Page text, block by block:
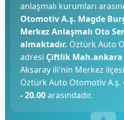
anlaşmalı kurumları
Otomotiv A.ş. Magde
Merkez Anlaşmalı Oto
almaktadır. Öztürk Auto
adresi Çiftlik Mah.ankara
Aksaray ili'nin Merkez
Öztürk Auto Otomotiv A.ş.
- 20.00arasındadır.